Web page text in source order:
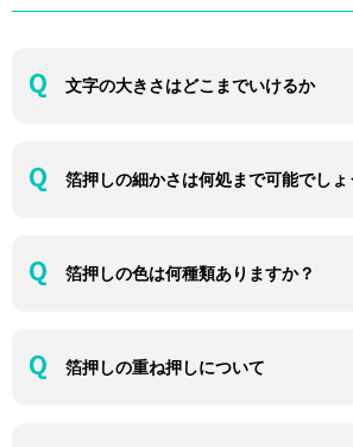
文字の大きさはどこまでいけるか
箔押しの細かさは何処まで可能でしょ
箔押しの色は何種類ありますか？
箔押しの重ね押しについて